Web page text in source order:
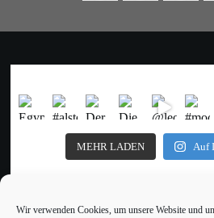
Wir verwenden Cookies, um unsere Website und
Beiträge
MEHR LADEN Auf